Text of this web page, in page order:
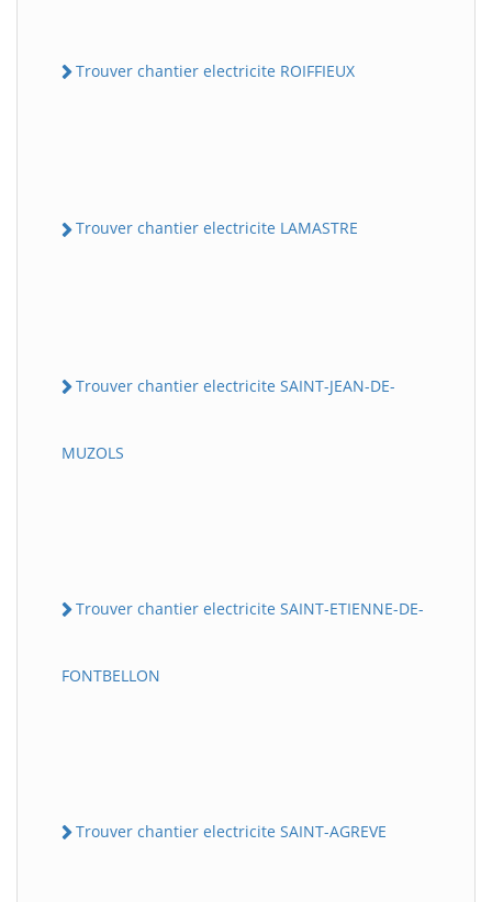
Trouver chantier electricite ROIFFIEUX
Trouver chantier electricite LAMASTRE
Trouver chantier electricite SAINT-JEAN-DE-
MUZOLS
Trouver chantier electricite SAINT-ETIENNE-DE-
FONTBELLON
Trouver chantier electricite SAINT-AGREVE